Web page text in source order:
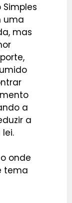
uma
mas
a
a
onde
tema